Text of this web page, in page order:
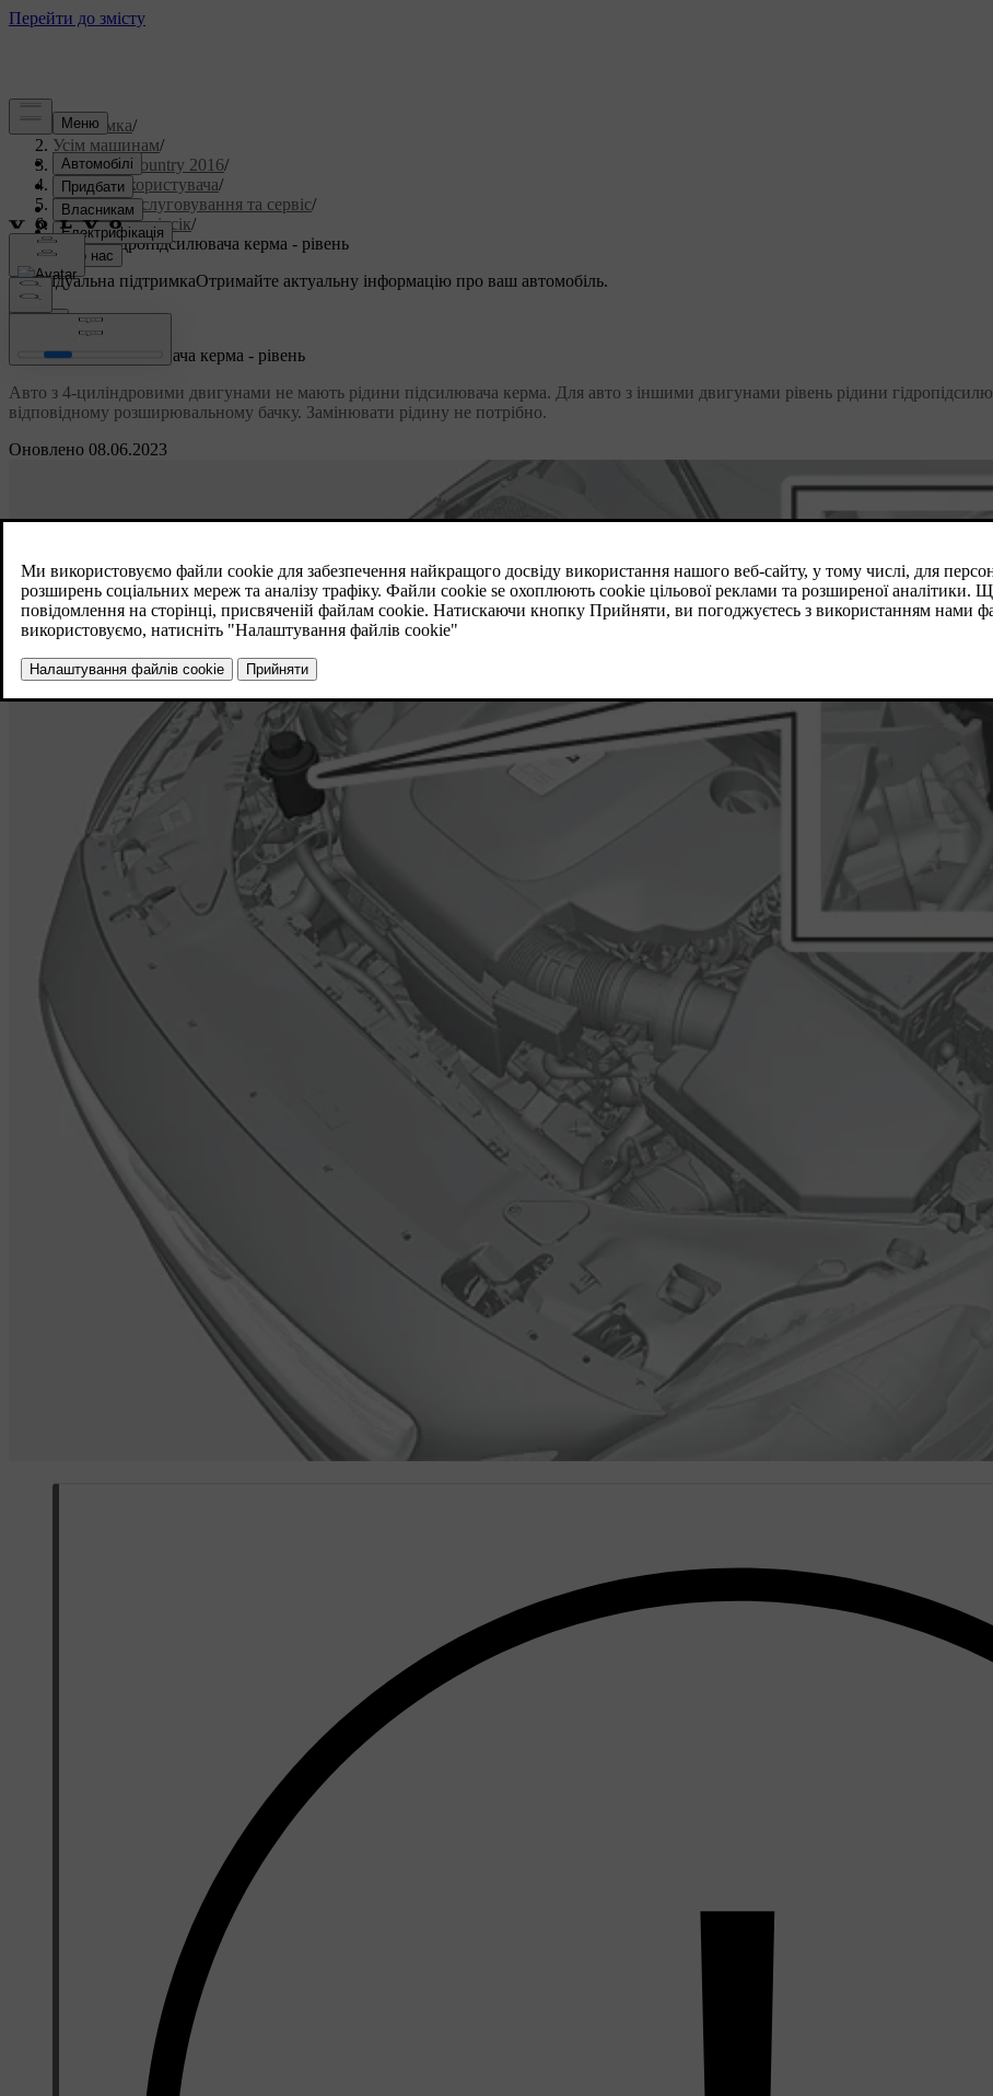
Підтримка/
Усім машинам/
S60 Cross Country 2016/
Посібник користувача/
Технічне обслуговування та сервіс/
Моторний відсік/
Рідина гідропідсилювача керма - рівень
Індивідуальна підтримкаОтримайте актуальну інформацію про ваш автомобіль.
Оновлено 08.06.2023
Рідина гідропідсилювача керма - рівень
Авто з 4-циліндровими двигунами не мають рідини підсилювача керма. Для авто з іншими двигунами рівень рідини
відповідному розширювальному бачку. Замінювати рідину не потрібно.